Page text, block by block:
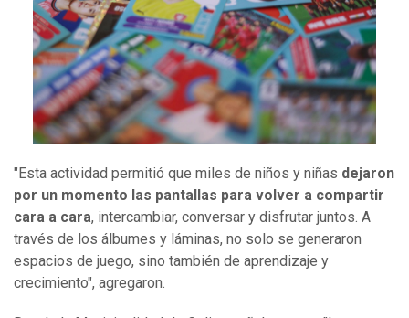
"Esta actividad permitió que miles de niños y niñas dejaron
por un momento las pantallas para volver a compartir
cara a cara, intercambiar, conversar y disfrutar juntos. A
través de los álbumes y láminas, no solo se generaron
espacios de juego, sino también de aprendizaje y
crecimiento", agregaron.